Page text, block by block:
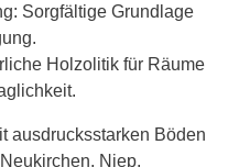
Sorgfältige Grundlage
Holzolitik für Räume
ausdrucksstarken Böden
Niep,